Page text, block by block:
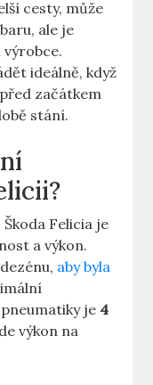
cesty, může
ale je
ideálně, když
začátkem
stání.
Felicia je
a výkon.
aby byla
je 4
výkon na